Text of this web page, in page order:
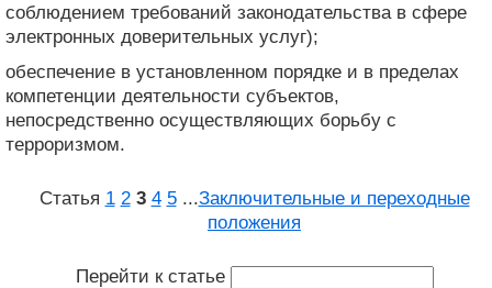
соблюдением требований законодательства в сфере
электронных доверительных услуг);
обеспечение в установленном порядке и в пределах
компетенции деятельности субъектов,
непосредственно осуществляющих борьбу с
терроризмом.
Статья 1 2 3 4 5 ...Заключительные и переходные
положения
Перейти к статье